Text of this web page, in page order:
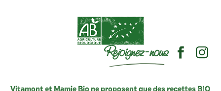
Rejoignez-nous
Vitamont et Mamie Bio ne proposent que des recettes BIO